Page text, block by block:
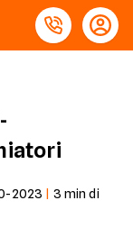
2023 3 min di